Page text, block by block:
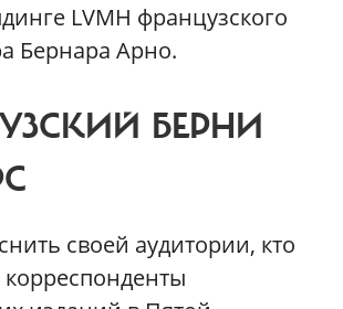
LVMH французского
Бернара Арно.
БЕРНИ
своей аудитории, кто